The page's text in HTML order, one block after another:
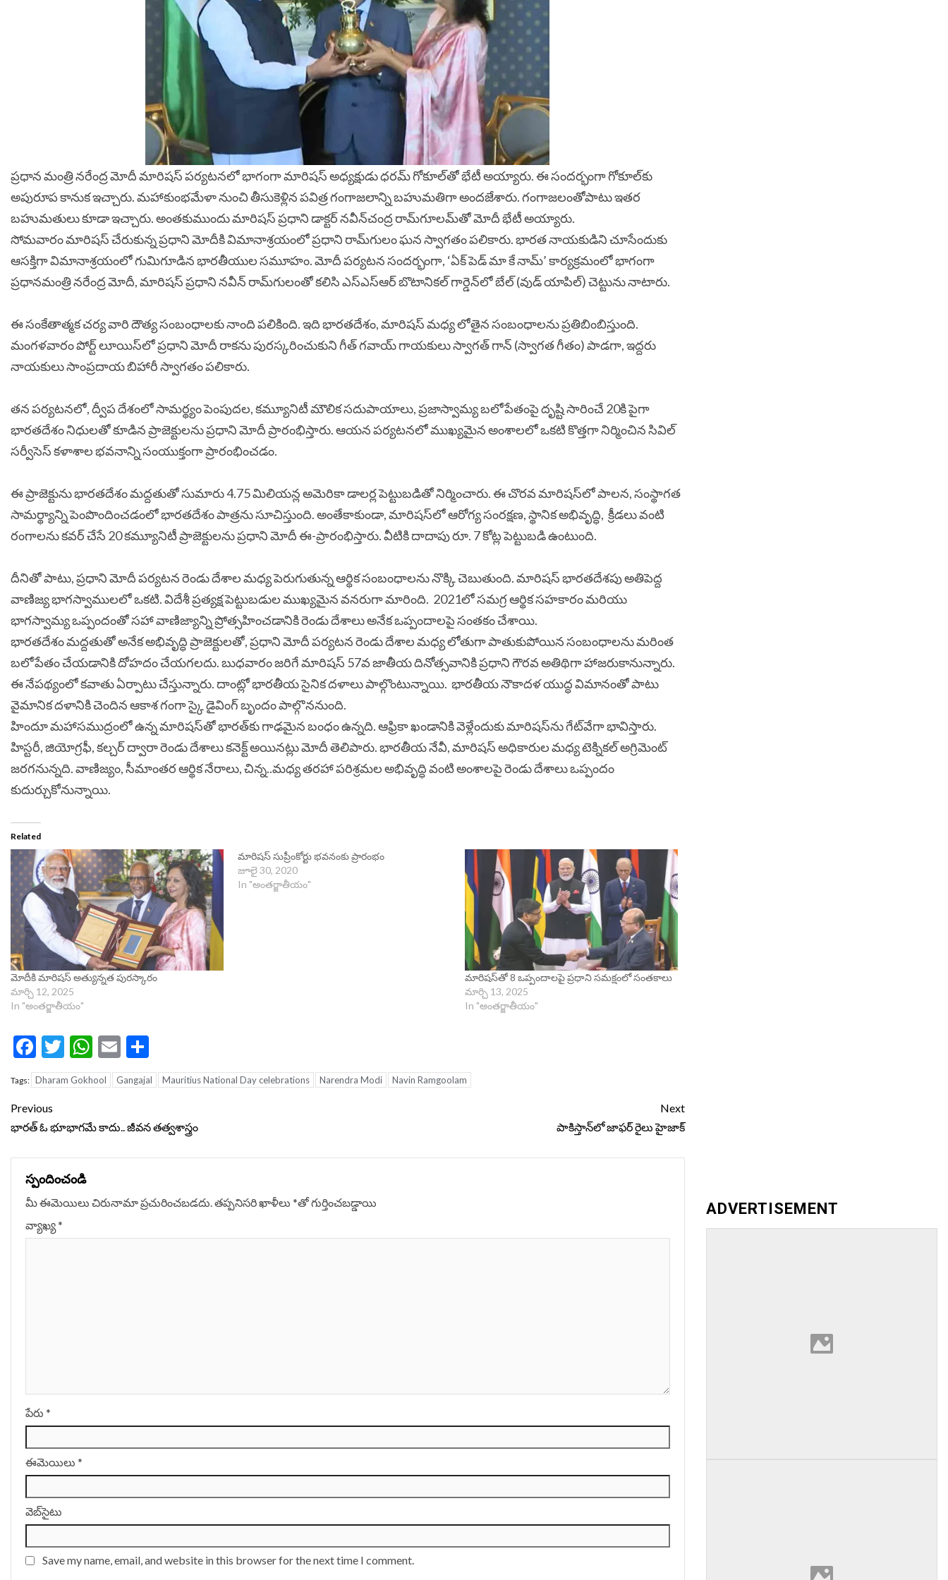
ప్రధాన మంత్రి నరేంద్ర మోదీ మారిష‌స్‌ పర్యటనలో భాగంగా మారిషస్‌ అధ్యక్షుడు ధరమ్‌ గోకూల్‌తో భేటీ అయ్యారు. ఈ సందర్భంగా గోకూల్‌కు
అపురూప కానుక ఇచ్చారు. మహాకుంభమేళా నుంచి తీసుకెళ్లిన పవిత్ర గంగాజలాన్ని బహుమతిగా అందజేశారు. గంగాజలంతోపాటు ఇతర
బహుమతులు కూడా ఇచ్చారు. అంతకుముందు మారిషస్‌ ప్రధాని డాక్టర్ న‌వీన్‌చంద్ర రామ్‌గూల‌మ్‌తో మోదీ భేటీ అయ్యారు.
సోమవారం మారిషస్ చేరుకున్న ప్రధాని మోదీకి విమానాశ్రయంలో ప్రధాని రామ్‌గులం ఘన స్వాగతం పలికారు.భారత నాయకుడిని చూసేందుకు
ఆసక్తిగా విమానాశ్రయంలో గుమిగూడిన భారతీయుల సమూహం.మోదీ పర్యటన సందర్భంగా, ‘ఏక్ పెడ్ మా కే నామ్’ కార్యక్రమంలో భాగంగా
ప్రధానమంత్రి నరేంద్ర మోదీ, మారిషస్ ప్రధాని నవీన్ రామ్‌గులంతో కలిసి ఎస్‌ఎస్‌ఆర్ బొటానికల్ గార్డెన్‌లో బేల్ (వుడ్ యాపిల్) చెట్టును నాటారు.
ఈ సంకేతాత్మక చర్య వారి దౌత్య సంబంధాలకు నాంది పలికింది. ఇది భారతదేశం, మారిషస్ మధ్య లోతైన సంబంధాలను ప్రతిబింబిస్తుంది.
మంగళవారం పోర్ట్ లూయిస్‌లో ప్రధాని మోదీ రాకను పురస్కరించుకుని గీత్ గవాయ్ గాయకులు స్వాగత్ గాన్ (స్వాగత గీతం) పాడగా, ఇద్దరు
నాయకులు సాంప్రదాయ బిహారీ స్వాగతం పలికారు.
తన పర్యటనలో, ద్వీప దేశంలో సామర్థ్యం పెంపుదల, కమ్యూనిటీ మౌలిక సదుపాయాలు, ప్రజాస్వామ్య బలోపేతంపై దృష్టి సారించే 20కి పైగా
భారతదేశం నిధులతో కూడిన ప్రాజెక్టులను ప్రధాని మోదీ ప్రారంభిస్తారు.ఆయన పర్యటనలో ముఖ్యమైన అంశాలలో ఒకటి కొత్తగా నిర్మించిన సివిల్
సర్వీసెస్ కళాశాల భవనాన్ని సంయుక్తంగా ప్రారంభించడం.
ఈ ప్రాజెక్టును భారతదేశం మద్దతుతో సుమారు 4.75 మిలియన్ల అమెరికా డాలర్ల పెట్టుబడితో నిర్మించారు.ఈ చొరవ మారిషస్‌లో పాలన, సంస్థాగత
సామర్థ్యాన్ని పెంపొందించడంలో భారతదేశం పాత్రను సూచిస్తుంది.అంతేకాకుండా, మారిషస్‌లో ఆరోగ్య సంరక్షణ, స్థానిక అభివృద్ధి, క్రీడలు వంటి
రంగాలను కవర్ చేసే 20 కమ్యూనిటీ ప్రాజెక్టులను ప్రధాని మోదీ ఈ-ప్రారంభిస్తారు. వీటికి దాదాపు రూ. 7 కోట్ల పెట్టుబడి ఉంటుంది.
దీనితో పాటు, ప్రధాని మోదీ పర్యటన రెండు దేశాల మధ్య పెరుగుతున్న ఆర్థిక సంబంధాలను నొక్కి చెబుతుంది.మారిషస్ భారతదేశపు అతిపెద్ద
వాణిజ్య భాగస్వాములలో ఒకటి. విదేశీ ప్రత్యక్ష పెట్టుబడుల ముఖ్యమైన వనరుగా మారింది. 2021లో సమగ్ర ఆర్థిక సహకారం మరియు
భాగస్వామ్య ఒప్పందంతో సహా వాణిజ్యాన్ని ప్రోత్సహించడానికి రెండు దేశాలు అనేక ఒప్పందాలపై సంతకం చేశాయి.
భారతదేశం మద్దతుతో అనేక అభివృద్ధి ప్రాజెక్టులతో, ప్రధాని మోదీ పర్యటన రెండు దేశాల మధ్య లోతుగా పాతుకుపోయిన సంబంధాలను మరింత
బలోపేతం చేయడానికి దోహదం చేయగలదు.బుధవారం జరిగే మారిషస్‌ 57వ జాతీయ దినోత్సవానికి ప్రధాని గౌరవ అతిథిగా హాజరుకానున్నారు.
ఈ నేప‌థ్యంలో క‌వాతు ఏర్పాటు చేస్తున్నారు. దాంట్లో భార‌తీయ సైనిక ద‌ళాలు పాల్గొంటున్నాయి. భార‌తీయ నౌకాద‌ళ యుద్ధ విమానంతో పాటు
వైమానిక ద‌ళానికి చెందిన ఆకాశ గంగా స్కై డైవింగ్ బృందం పాల్గొన‌నుంది.
హిందూ మ‌హాస‌ముద్రంలో ఉన్న మారిష‌స్‌తో భార‌త్‌కు గాఢ‌మైన బంధం ఉన్నది. ఆఫ్రికా ఖండానికి వెళ్లేందుకు మారిష‌స్‌ను గేట్‌వేగా భావిస్తారు.
హిస్టరీ, జియోగ్రఫీ, క‌ల్చర్ ద్వారా రెండు దేశాలు క‌నెక్ట్ అయిన‌ట్లు మోదీ తెలిపారు. భార‌తీయ నేవీ, మారిష‌స్ అధికారుల మ‌ధ్య టెక్నిక‌ల్ అగ్రిమెంట్
జ‌ర‌గ‌నున్నది. వాణిజ్యం, సీమాంత‌ర ఆర్థిక నేరాలు, చిన్న‌..మ‌ధ్య త‌ర‌హా ప‌రిశ్రమ‌ల అభివృద్ధి వంటి అంశాల‌పై రెండు దేశాలు ఒప్పందం
కుదుర్చుకోనున్నాయి.
Related
మోదీకి మారిషస్‌ అత్యున్నత పురస్కారం
మార్చి 12, 2025
In "అంతర్జాతీయం"
మారిషస్ సుప్రీంకోర్టు భవనంకు ప్రారంభం
జూలై 30, 2020
In "అంతర్జాతీయం"
మారిషస్‌తో 8 ఒప్పందాలపై ప్రధాని సమక్షంలో సంతకాలు
మార్చి 13, 2025
In "అంతర్జాతీయం"
Facebook
Twitter
WhatsApp
Email
Tags: Dharam Gokhool Gangajal Mauritius National Day celebrations Narendra Modi Navin Ramgoolam
Continue
Reading
Previous
భారత్ ఓ భూభాగమే కాదు.. జీవన తత్వశాస్త్రం
Next
పాకిస్తాన్‌లో జాఫర్‌ రైలు హైజాక్‌
స్పందించండి
మీ ఈమెయిలు చిరునామా ప్రచురించబడదు.తప్పనిసరి ఖాళీలు *‌తో గుర్తించబడ్డాయి
వ్యాఖ్య*
పేరు *
ఈమెయిలు *
వెబ్‌సైటు
Save my name, email, and website in this browser for the next time I comment.
ADVERTISEMENT